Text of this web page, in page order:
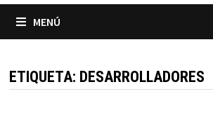
MENÚ
ETIQUETA: DESARROLLADORES